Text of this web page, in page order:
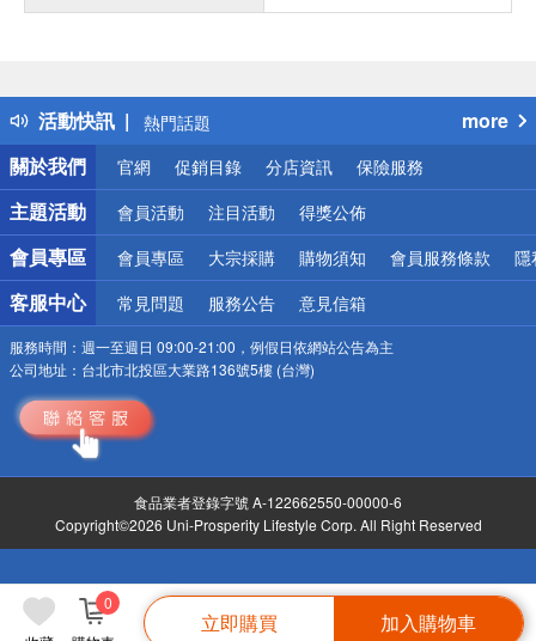
0
立即購買 加入購物車
活動快訊
得獎公告
熱門話題
銀行優惠
偏遠地區配送
詐騙網頁！請小心！
more
關於我們
官網 促銷目錄 分店資訊 保險服務
主題活動 會員活動 注目活動 得獎公佈
會員專區 會員專區 大宗採購 購物須知 會員服務條款 隱
客服中心 常見問題 服務公告 意見信箱
服務時間： 週一至週日 09:00-21:00，例假日依網站公告為主
公司地址： 台北市北投區大業路136號5樓 (台灣)
食品業者登錄字號 A-122662550-00000-6
Copyright©2026 Uni-Prosperity Lifestyle Corp. All Right Reserved